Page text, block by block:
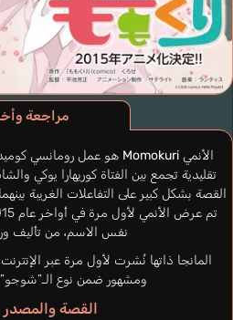
مراجعة
الأنمي Momokuri هو عمل رومانسي
تقليدية تجمع بين الفتاة كوريهارا يوكي
القصة بشكل كبير على التفاعلات الغريبة
نفس الاسم، من تأليف
المانجا ذاتها نُشرت لأول مرة عبر
ومشهور ضمن نوع الـ”شوجو”
القصة والمصدر